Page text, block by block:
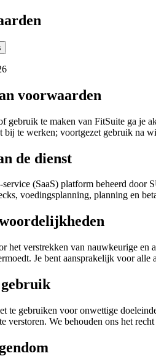
voorwaarden
gebruik te maken van FitSuite ga je
bij te werken; voortgezet gebruik na
de dienst
service (SaaS) platform beheerd
voedingsplanning, planning en
het verstrekken van nauwkeurige
Je bent aansprakelijk voor
te gebruiken voor onwettige
verstoren. We behouden ons het